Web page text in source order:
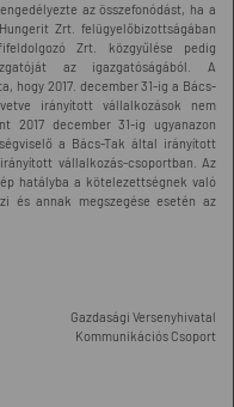
az összefonódást, ha a
Zrt. felügyelőbizottságában
Zrt. közgyűlése pedig
az igazgatóságából. A
hogy 2017. december 31-ig a Bács-
irányított vállalkozások nem
2017 december 31-ig ugyanazon
a Bács-Tak által irányított
vállalkozás-csoportban. Az
hatályba a kötelezettségnek való
és annak megszegése esetén az
Gazdasági Versenyhivatal
Kommunikációs Csoport